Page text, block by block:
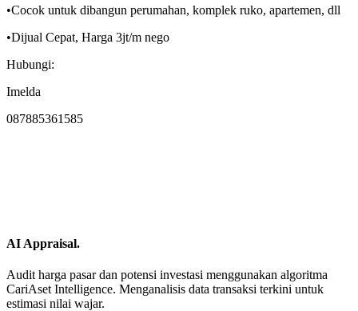
•Cocok untuk dibangun perumahan, komplek ruko, apartemen, dll
•Dijual Cepat, Harga 3jt/m nego
Hubungi:
Imelda
087885361585
AI Appraisal.
Audit harga pasar dan potensi investasi menggunakan algoritma
CariAset Intelligence. Menganalisis data transaksi terkini untuk
estimasi nilai wajar.